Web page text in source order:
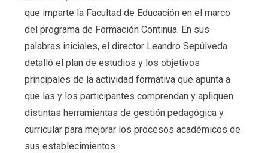
que imparte la Facultad de Educación en el marco
del programa de Formación Continua. En sus
palabras iniciales, el director Leandro Sepúlveda
detalló el plan de estudios y los objetivos
principales de la actividad formativa que apunta a
que las y los participantes comprendan y apliquen
distintas herramientas de gestión pedagógica y
curricular para mejorar los procesos académicos de
sus establecimientos.